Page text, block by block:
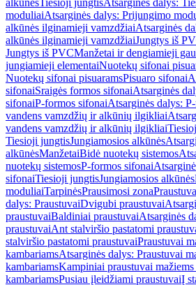
alkūnėsTiesioji jungtisAtsarginės dalys:
moduliaiAtsarginės dalys: Prijungimo
alkūnės ilginamieji vamzdžiaiAtsarginės
alkūnės ilginamieji vamzdžiaiJungtys iš
Jungtys iš PVCManžetai ir dengiamieji
jungiamieji elementaiNuotekų sifonai
Nuotekų sifonai pisuaramsPisuaro sifonai
sifonaiSraigės formos sifonaiAtsarginės
sifonaiP-formos sifonaiAtsarginės dalys:
vandens vamzdžių ir alkūnių ilgikliai
vandens vamzdžių ir alkūnių ilgikliai
Tiesioji jungtisJungiamosios alkūnės
alkūnėsManžetaiBidė nuotekų sistemos
nuotekų sistemosP-formos sifonai
sifonaiTiesioji jungtisJungiamosios alkūnės
moduliaiTarpinėsPrausimosi zona
dalys: PraustuvaiDvigubi praustuvai
praustuvaiBaldiniai praustuvaiAtsarginės
praustuvaiAnt stalviršio pastatomi
stalviršio pastatomi praustuvaiPraustuvai
kambariamsAtsarginės dalys: Praustuvai
kambariamsKampiniai praustuvai
kambariamsPusiau įleidžiami praustuvaiĮ